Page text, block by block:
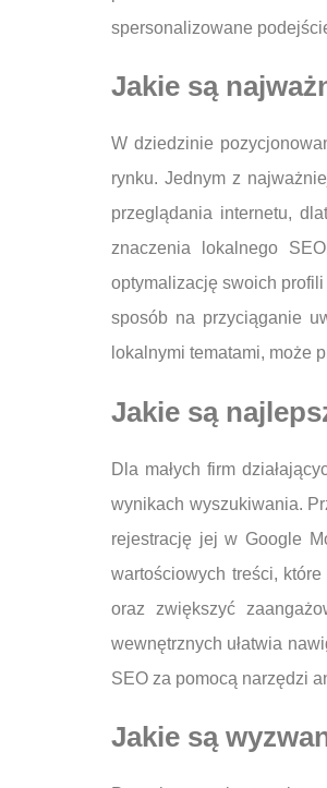
spersonalizowane
Jakie są
W dziedzinie
rynku. Jednym z
przeglądania internetu,
znaczenia lokalnego
optymalizację swoich
sposób na przyciąganie
lokalnymi tematami, może
Jakie są
Dla małych firm
wynikach wyszukiwania.
rejestrację jej w Google
wartościowych treści,
oraz zwiększyć
wewnętrznych ułatwia
SEO za pomocą narzędzi
Jakie są